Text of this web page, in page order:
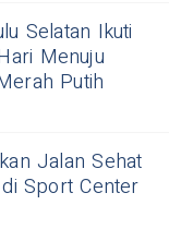
Selatan Ikuti
Menuju
Putih
Jalan Sehat
Sport Center